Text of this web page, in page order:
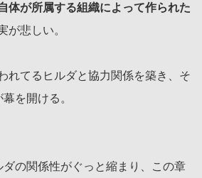
体が所属する組織によって作られた
が悲しい。
れてるヒルダと協力関係を築き、そ
を開ける。
の関係性がぐっと縮まり、この章